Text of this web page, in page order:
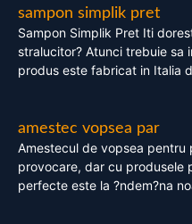
sampon simplik pret
Sampon Simplik Pret Iti
stralucitor? Atunci trebuie sa
produs este fabricat in Italia
amestec vopsea par
Amestecul de vopsea pentru
provocare, dar cu produsele
perfecte este la ?ndem?na